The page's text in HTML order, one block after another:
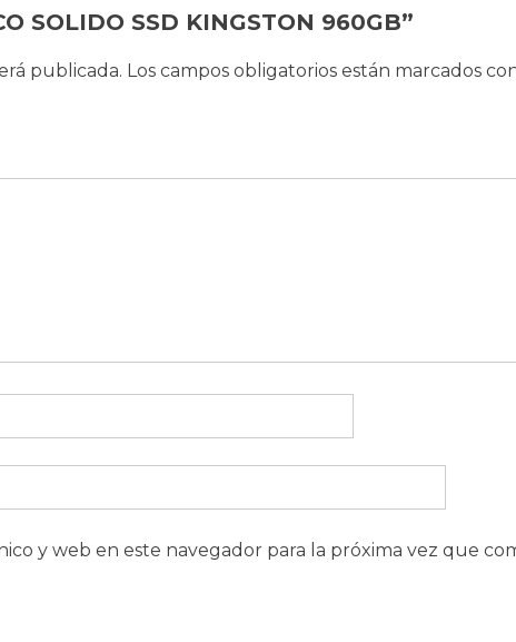
SOLIDO SSD KINGSTON 960GB”
publicada. Los campos obligatorios están marcados
y web en este navegador para la próxima vez que